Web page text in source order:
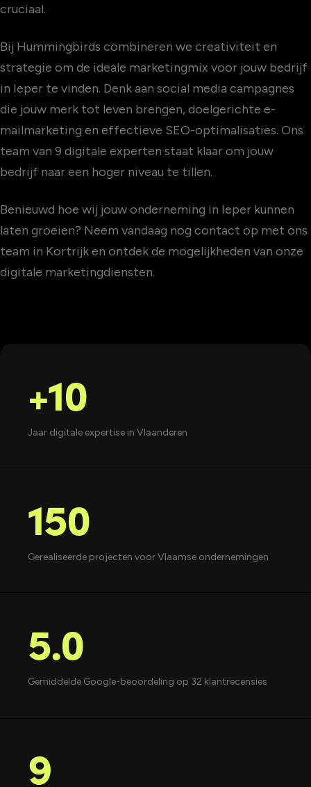
cruciaal.
Bij Hummingbirds combineren we creativiteit en
strategie om de ideale marketingmix voor jouw bedrijf
in Ieper te vinden. Denk aan social media campagnes
die jouw merk tot leven brengen, doelgerichte e-
mailmarketing en effectieve SEO-optimalisaties. Ons
team van 9 digitale experten staat klaar om jouw
bedrijf naar een hoger niveau te tillen.
Benieuwd hoe wij jouw onderneming in Ieper kunnen
laten groeien? Neem vandaag nog contact op met ons
team in Kortrijk en ontdek de mogelijkheden van onze
digitale marketingdiensten.
+10
Jaar digitale expertise in Vlaanderen
150
Gerealiseerde projecten voor Vlaamse ondernemingen
5.0
Gemiddelde Google-beoordeling op 32 klantrecensies
9